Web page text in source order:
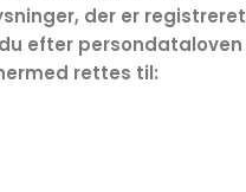
der er registreret
efter persondataloven
rettes til: